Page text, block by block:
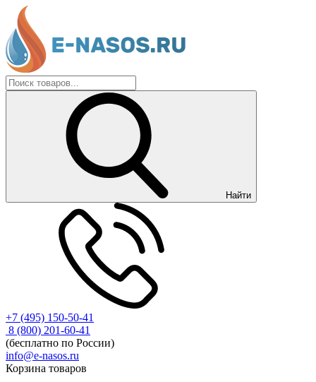
Найти
+7 (495) 150-50-41
8 (800) 201-60-41
(бесплатно по России)
info@e-nasos.ru
Корзина товаров